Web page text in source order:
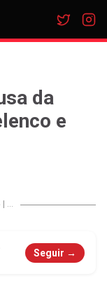
da
e
...
Seguir →